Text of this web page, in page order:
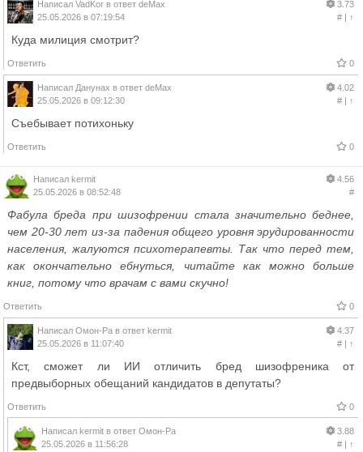
Написал VadKor в ответ deMax
25.05.2026 в 07:19:54
3.73
#| ↑
Куда милиция смотрит?
Ответить 0
Написал Данунах в ответ deMax
25.05.2026 в 09:12:30
4.02
#| ↑
Съебывает потихоньку
Ответить 0
Написал kermit
25.05.2026 в 08:52:48
4.56
#
Фабула бреда при шизофрении стала значительно беднее,
чем 20-30 лет из-за падения общего уровня эрудированности
населения, жалуются психотерапевты. Так что перед тем,
как окончательно ебнуться, читайте как можно больше
книг, потому что врачам с вами скучно!
Ответить 0
Написал Омон-Ра в ответ kermit
25.05.2026 в 11:07:40
4.37
#| ↑
Кст, сможет ли ИИ отличить бред шизофреника от
предвыборных обещаний кандидатов в депутаты?
Ответить 0
Написал kermit в ответ Омон-Ра
25.05.2026 в 11:56:28
3.88
#| ↑